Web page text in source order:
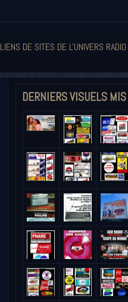
LIENS DE SITES DE L'UNIVERS RADIO
DERNIERS VISUELS